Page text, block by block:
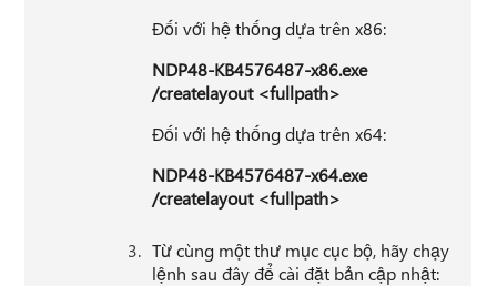
Đối với hệ thống dựa trên x86:
NDP48-KB4576487-x86.exe
/createlayout <fullpath>
Đối với hệ thống dựa trên x64:
NDP48-KB4576487-x64.exe
/createlayout <fullpath>
Từ cùng một thư mục cục bộ, hãy chạy
lệnh sau đây để cài đặt bản cập nhật: